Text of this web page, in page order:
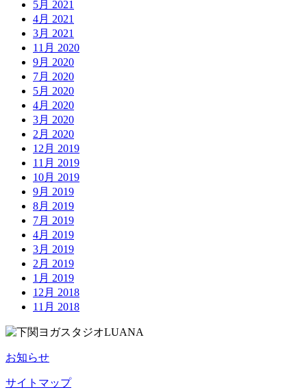
5月 2021
4月 2021
3月 2021
11月 2020
9月 2020
7月 2020
5月 2020
4月 2020
3月 2020
2月 2020
12月 2019
11月 2019
10月 2019
9月 2019
8月 2019
7月 2019
4月 2019
3月 2019
2月 2019
1月 2019
12月 2018
11月 2018
お知らせ
サイトマップ